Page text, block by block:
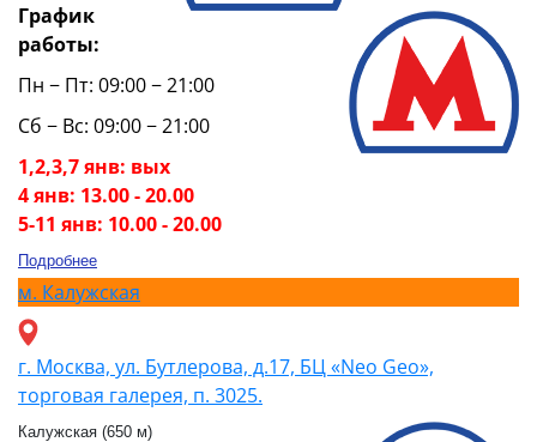
График
работы:
Пн − Пт: 09:00 − 21:00
Сб − Вс: 09:00 − 21:00
1,2,3,7 янв: вых
4 янв: 13.00 - 20.00
5-11 янв: 10.00 - 20.00
Подробнее
м. Калужская
г. Москва, ул. Бутлерова, д.17, БЦ «Neo Geo»,
торговая галерея, п. 3025.
Калужская (650 м)